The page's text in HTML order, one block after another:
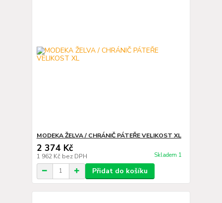
MODEKA ŽELVA / CHRÁNIČ PÁTEŘE VELIKOST XL
2 374 Kč
1 962 Kč bez DPH Skladem 1
Přidat do košíku